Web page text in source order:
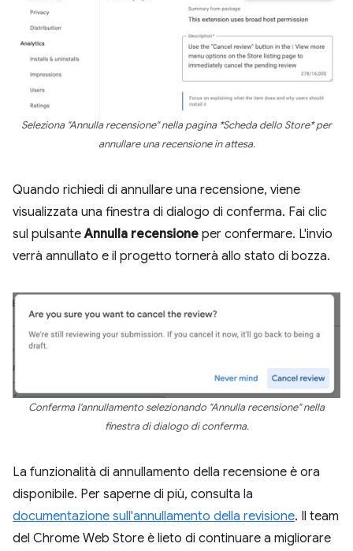
Seleziona "Annulla recensione" nella pagina *Scheda dello Store* per
annullare una recensione in attesa.
Quando richiedi di annullare una recensione, viene
visualizzata una finestra di dialogo di conferma. Fai clic
sul pulsanteAnnulla recensione per confermare. L'invio
verrà annullato e il progetto tornerà allo stato di bozza.
Conferma l'annullamento selezionando "Annulla recensione" nella
finestra di dialogo di conferma.
La funzionalità di annullamento della recensione è ora
disponibile. Per saperne di più, consulta la
documentazione sull'annullamento della revisione. Il team
del Chrome Web Store è lieto di continuare a migliorare